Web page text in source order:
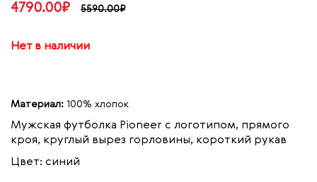
4790.00₽ 5590.00₽
Нет в наличии
Материал: 100% хлопок
Мужская футболка Pioneer с логотипом, прямого
кроя, круглый вырез горловины, короткий рукав
Цвет: синий